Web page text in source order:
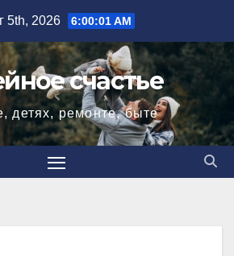
5th, 2026 6:00:02 AM
счастье
детях, ремонте, быте